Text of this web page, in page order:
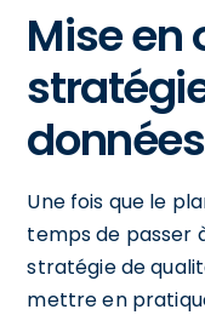
Mise
données
Une fois que le
temps de passer
stratégie de
mettre en